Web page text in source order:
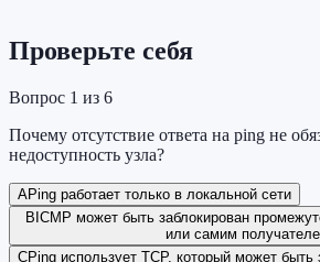
Проверьте себя
Вопрос 1 из 6
Почему отсутствие ответа на ping не
недоступность узла?
APing работает только в локальной сети
B ICMP может быть заблокирован
или самим
CPing использует TCP, который может быть